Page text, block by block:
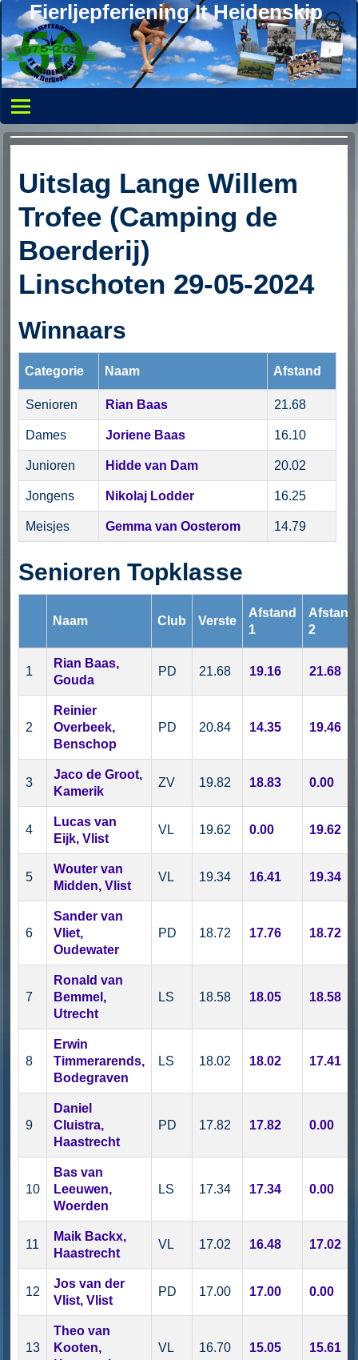
Fierljepferiening It Heidenskip
Uitslag Lange Willem
Trofee (Camping de
Boerderij)
Linschoten 29-05-2024
Winnaars
Categorie Naam Afstand
Senioren Rian Baas 21.68
Dames Joriene Baas 16.10
Junioren Hidde van Dam 20.02
Jongens Nikolaj Lodder 16.25
Meisjes Gemma van Oosterom 14.79
Senioren Topklasse
Naam Club Verste
Afstand
1
Afstand
2
1
Rian Baas,
Gouda
PD 21.68 19.16 21.68
2
Reinier
Overbeek,
Benschop
PD 20.84 14.35 19.46
3
Jaco de Groot,
Kamerik
ZV 19.82 18.83 0.00
4
Lucas van
Eijk, Vlist
VL 19.62 0.00 19.62
5
Wouter van
Midden, Vlist
VL 19.34 16.41 19.34
6
Sander van
Vliet,
Oudewater
PD 18.72 17.76 18.72
7
Ronald van
Bemmel,
Utrecht
LS 18.58 18.05 18.58
8
Erwin
Timmerarends,
Bodegraven
LS 18.02 18.02 17.41
9
Daniel
Cluistra,
Haastrecht
PD 17.82 17.82 0.00
10
Bas van
Leeuwen,
Woerden
LS 17.34 17.34 0.00
11
Maik Backx,
Haastrecht
VL 17.02 16.48 17.02
12
Jos van der
Vlist, Vlist
PD 17.00 17.00 0.00
13
Theo van
Kooten,
VL 16.70 15.05 15.61